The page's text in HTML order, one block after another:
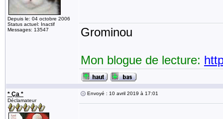
Depuis le: 04 octobre 2006
Status actuel: Inactif
Messages: 13547
Grominou
Mon blogue de lecture:
* Ça *
Déclamateur
Envoyé : 10 avril 2019 à 17:01